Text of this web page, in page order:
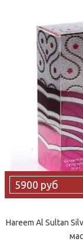
5900 руб
Hareem Al Sultan